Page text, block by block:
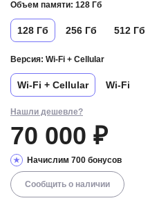
Объем памяти: 128 Гб
128 Гб 256 Гб 512 Гб
Версия: Wi-Fi + Cellular
Wi-Fi + Cellular Wi-Fi
Нашли дешевле?
70 000 ₽
Начислим 700 бонусов
Сообщить о наличии